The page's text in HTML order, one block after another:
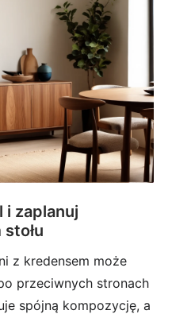
i zaplanuj
z kredensem może
przeciwnych stronach
spójną kompozycję, a